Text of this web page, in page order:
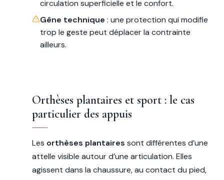
circulation superficielle et le confort.
Gêne technique : une protection qui modifie
trop le geste peut déplacer la contrainte
ailleurs.
Orthèses plantaires et sport : le cas
particulier des appuis
Les orthèses plantaires sont différentes d’une
attelle visible autour d’une articulation. Elles
agissent dans la chaussure, au contact du pied,